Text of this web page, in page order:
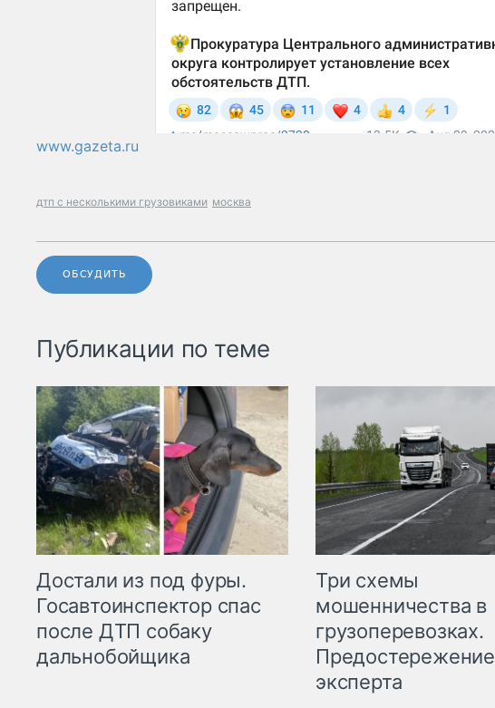
www.gazeta.ru
дтп с несколькими грузовиками москва
ОБСУДИТЬ
Публикации по теме
Достали из под фуры.
Госавтоинспектор спас
после ДТП собаку
дальнобойщика
Три схемы
мошенничества в
грузоперевозках.
Предостережение
эксперта